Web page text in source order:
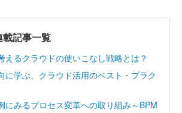
記事一覧
えるクラウドの使いこなし戦略とは？
に学ぶ、クラウド活用のベスト・プラク
にみるプロセス変革への取り組み～BPM